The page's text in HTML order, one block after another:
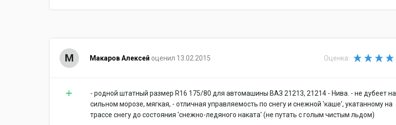
М Макаров Алексей оценил 13.02.2015 Оценка:
- родной штатный размер R16 175/80 для автомашины ВАЗ 21213, 21214 - Нива. - не дубеет на
сильном морозе, мягкая, - отличная управляемость по снегу и снежной 'каше', укатанному на
трассе снегу до состояния 'снежно-ледяного наката' (не путать с голым чистым льдом)